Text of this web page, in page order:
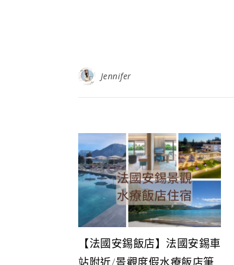
Jennifer
【法國安錫飯店】法國安錫車
站附近/景觀度假水療飯店筆